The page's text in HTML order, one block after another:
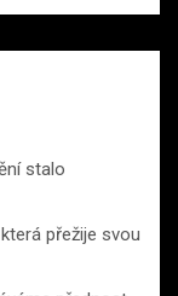
stalo
přežije svou